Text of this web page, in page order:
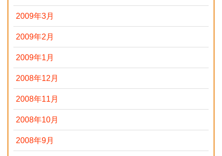
2009年3月
2009年2月
2009年1月
2008年12月
2008年11月
2008年10月
2008年9月